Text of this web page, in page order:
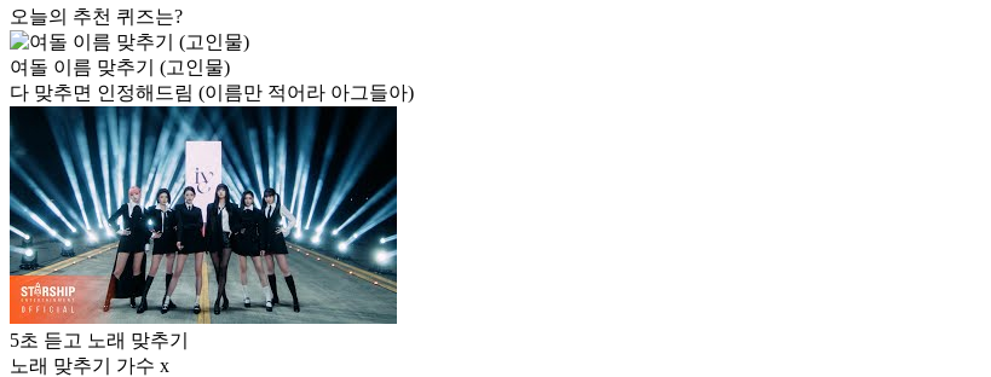
오늘의 추천 퀴즈는?
여돌 이름 맞추기 (고인물)
다 맞추면 인정해드림 (이름만 적어라 아그들아)
5초 듣고 노래 맞추기
노래 맞추기 가수 x